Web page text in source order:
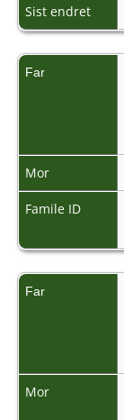
Sist endret
Far
Mor
Famile ID
Far
Mor